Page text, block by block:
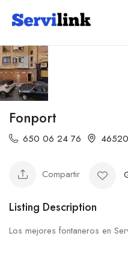
Fonport
650 06 24 76
Compartir
Listing Description
Los mejores fontaneros en